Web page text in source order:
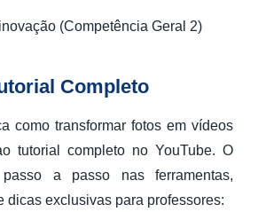
(Competência Geral 2)
Completo
como transformar fotos em vídeos
tutorial completo no YouTube. O
a passo nas ferramentas,
dicas exclusivas para professores: